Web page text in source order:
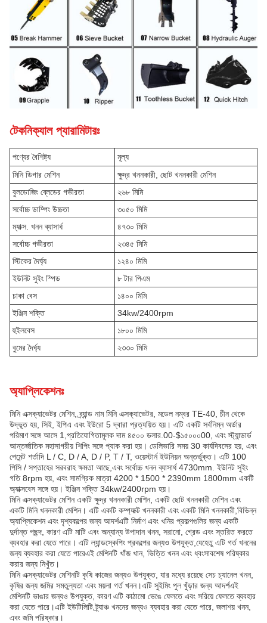
টেকনিক্যাল প্যারামিটারঃ
পণ্যের বৈশিষ্ট্য
মূল্য
মিনি ডিগার মেশিন
ক্ষুদ্র খননকারী, ছোট খননকারী মেশিন
বুলডোজিং ব্লেডের গভীরতা
২৬৮ মিমি
সর্বোচ্চ ডাম্পিং উচ্চতা
৩০৫০ মিমি
ম্যাক্স. খনন ব্যাসার্ধ
৪৭৩০ মিমি
সর্বোচ্চ গভীরতা
২৩৪৫ মিমি
স্টিকের দৈর্ঘ্য
১২৪০ মিমি
ইউনিট সুইং স্পিড
৮ টার পিএম
চাকা বেস
১৪০০ মিমি
ইঞ্জিন শক্তি
34kw/2400rpm
হুইলবেস
১৮০০ মিমি
বুমের দৈর্ঘ্য
২৩৩০ মিমি
অ্যাপ্লিকেশনঃ
মিনি এক্সক্যাভেটর মেশিন, ব্র্যান্ড নাম মিনি এক্সক্যাভেটর, মডেল নম্বর TE-40, চীন থেকে
উদ্ভূত হয়, সিই, ইপিএ এবং ইউরো 5 দ্বারা প্রত্যয়িত হয়। এটি একটি সর্বনিম্ন অর্ডার
পরিমাণ সঙ্গে আসে 1,প্রতিযোগিতামূলক দাম ৪৫০০ ডলার.00-$১৫০০০00, এবং স্ট্যান্ডার্ড
আন্তর্জাতিক মহাসাগরীয় শিপিং সঙ্গে প্যাক করা হয়। ডেলিভারি সময় 30 কার্যদিবসের হয়, এবং
পেমেন্ট শর্তাদি L / C, D / A, D / P, T / T, ওয়েস্টার্ন ইউনিয়ন অন্তর্ভুক্ত। এটি 100
পিসি / সপ্তাহের সরবরাহ ক্ষমতা আছে,এবং সর্বোচ্চ খনন ব্যাসার্ধ 4730mm. ইউনিট সুইং
গতি 8rpm হয়, এবং সামগ্রিক মাত্রা 4200 * 1500 * 2390mm 1800mm একটি
অ্যাক্সবেস সঙ্গে হয়। ইঞ্জিন শক্তি 34kw/2400rpm হয়।
মিনি এক্সক্যাভেটর মেশিন একটি ক্ষুদ্র খননকারী মেশিন, একটি ছোট খননকারী মেশিন এবং
একটি মিনি খননকারী মেশিন। এটি একটি কম্প্যাক্ট খননকারী এবং একটি মিনি খননকারী,বিভিন্ন
অ্যাপ্লিকেশন এবং দৃশ্যকল্পের জন্য আদর্শএটি নির্মাণ এবং খনির প্রকল্পগুলির জন্য একটি
দুর্দান্ত পছন্দ, কারণ এটি মাটি এবং অন্যান্য উপাদান খনন, সরানো, গ্রেড এবং স্তরিত করতে
ব্যবহার করা যেতে পারে। এটি ল্যান্ডস্কেপিং প্রকল্পের জন্যও উপযুক্ত,যেহেতু এটি গর্ত খননের
জন্য ব্যবহার করা যেতে পারেএই মেশিনটি খাঁজ খান, ভিত্তি খনন এবং ধ্বংসাবশেষ পরিষ্কার
করার জন্য নিখুঁত।
মিনি এক্সক্যাভেটর মেশিনটি কৃষি কাজের জন্যও উপযুক্ত, যার মধ্যে রয়েছে সেচ চ্যানেল খনন,
কৃষির জন্য জমির সমতুল্যতা এবং ময়লা গর্ত খনন।এটি সুইমিং পুল খুঁড়ার জন্য আদর্শএই
মেশিনটি ভাঙার জন্যও উপযুক্ত, কারণ এটি কাঠামো ভেঙে ফেলতে এবং সরিয়ে ফেলতে ব্যবহার
করা যেতে পারে।এটি ইউটিলিটি ট্র্যাঞ্চ খননের জন্যও ব্যবহার করা যেতে পারে, জলাশয় খনন,
এবং জমি পরিষ্কার।